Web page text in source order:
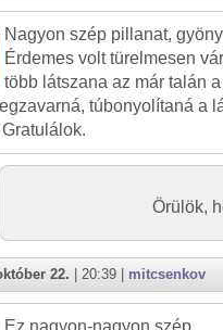
Nagyon szép pillanat,
Érdemes volt türelmesen
több látszana az már talán
túbonyolítaná a
Örülök,
22. | 20:39 | mitcsenkov
Ez nagyon-nagyon szép.